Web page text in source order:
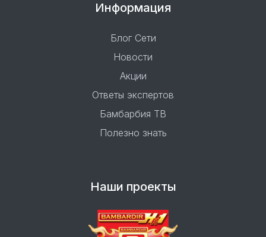
Информация
Блог Сети
Новости
Акции
Ответы экспертов
Бамбарбия ТВ
Полезно знать
Наши проекты